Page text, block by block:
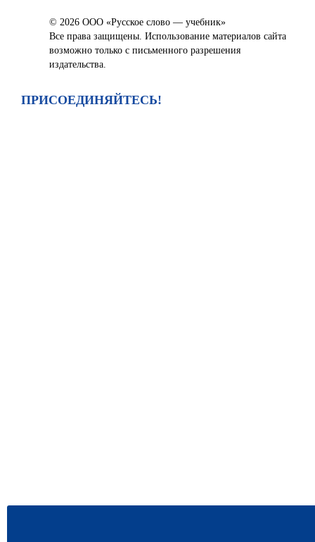
© 2026 ООО «Русское слово — учебник»
Все права защищены. Использование материалов сайта
возможно только с письменного разрешения
издательства.
ПРИСОЕДИНЯЙТЕСЬ!